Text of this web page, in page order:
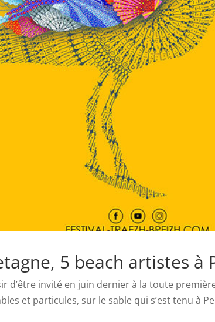
5 beach artistes à
d’être invité en juin dernier à la toute
et particules, sur le sable qui s’est tenu à